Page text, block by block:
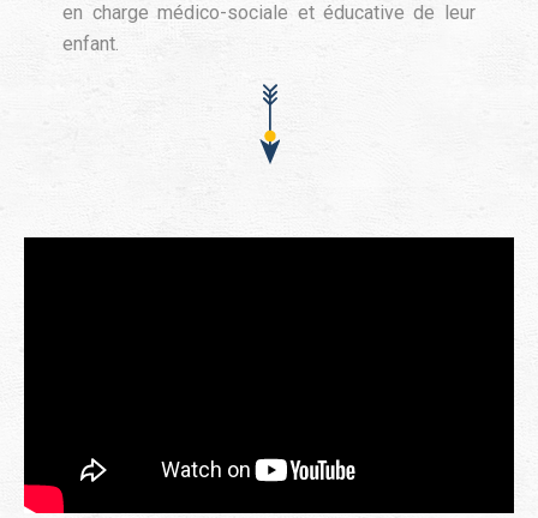
en charge médico-sociale et éducative de leur
enfant.